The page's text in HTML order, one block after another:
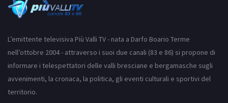
L’emittente televisiva Più Valli TV - nata a Darfo Boario Terme
nell’ottobre 2004 - attraverso i suoi due canali (83 e 86) si propone di
informare i telespettatori delle valli bresciane e bergamasche sugli
avvenimenti, la cronaca, la politica, gli eventi culturali e sportivi del
territorio.